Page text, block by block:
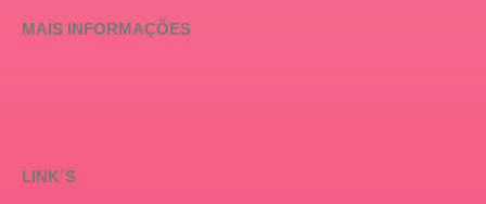
MAIS INFORMAÇÕES
LINK´S